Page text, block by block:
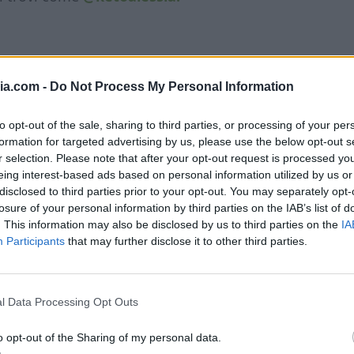
- Do Not Process My Personal Information
opt-out of the sale, sharing to third parties, or processing of your
for targeted advertising by us, please use the below opt-out
selection. Please note that after your opt-out request is processed
interest-based ads based on personal information utilized by us
to third parties prior to your opt-out. You may separately
of your personal information by third parties on the IAB’s list of
This information may also be disclosed by us to third parties on the
Participants that may further disclose it to other third parties.
Data Processing Opt Outs
opt-out of the Sharing of my personal data.
soufflé al cacao
avrai bisogno di uova, eritritolo e
delcioccolato fondente ketosenza